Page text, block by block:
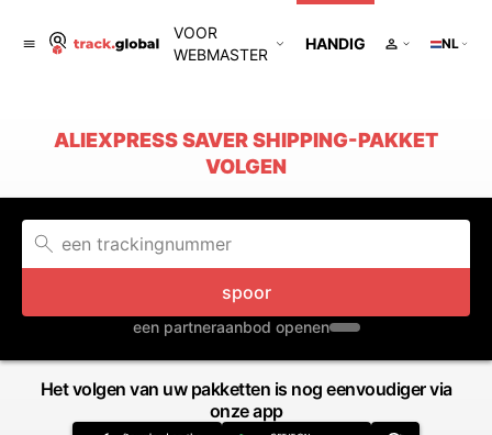
VOOR
WEBMASTER
HANDIG NL
ALIEXPRESS SAVER SHIPPING-PAKKET
VOLGEN
spoor
een partneraanbod openen
Het volgen van uw pakketten is nog eenvoudiger via
onze app